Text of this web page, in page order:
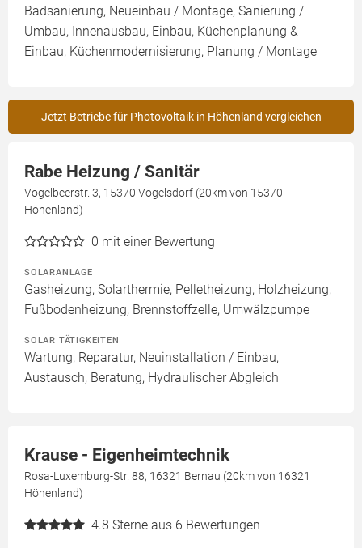
Badsanierung, Neueinbau / Montage, Sanierung /
Umbau, Innenausbau, Einbau, Küchenplanung &
Einbau, Küchenmodernisierung, Planung / Montage
Jetzt Betriebe für Photovoltaik in Höhenland vergleichen
Rabe Heizung / Sanitär
Vogelbeerstr. 3, 15370 Vogelsdorf (20km von 15370
Höhenland)
0 mit einer Bewertung
SOLARANLAGE
Gasheizung, Solarthermie, Pelletheizung, Holzheizung,
Fußbodenheizung, Brennstoffzelle, Umwälzpumpe
SOLAR TÄTIGKEITEN
Wartung, Reparatur, Neuinstallation / Einbau,
Austausch, Beratung, Hydraulischer Abgleich
Krause - Eigenheimtechnik
Rosa-Luxemburg-Str. 88, 16321 Bernau (20km von 16321
Höhenland)
4.8 Sterne aus 6 Bewertungen